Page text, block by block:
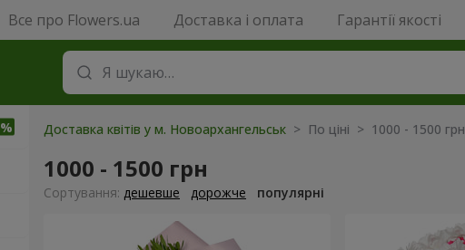
Все про Flowers.ua Доставка і оплата Гарантії якості
Доставка квітів у м. Новоархангельськ > По ціні > 1000 - 1500 грн
1000 - 1500 грн
Сортування: дешевше дорожче популярні